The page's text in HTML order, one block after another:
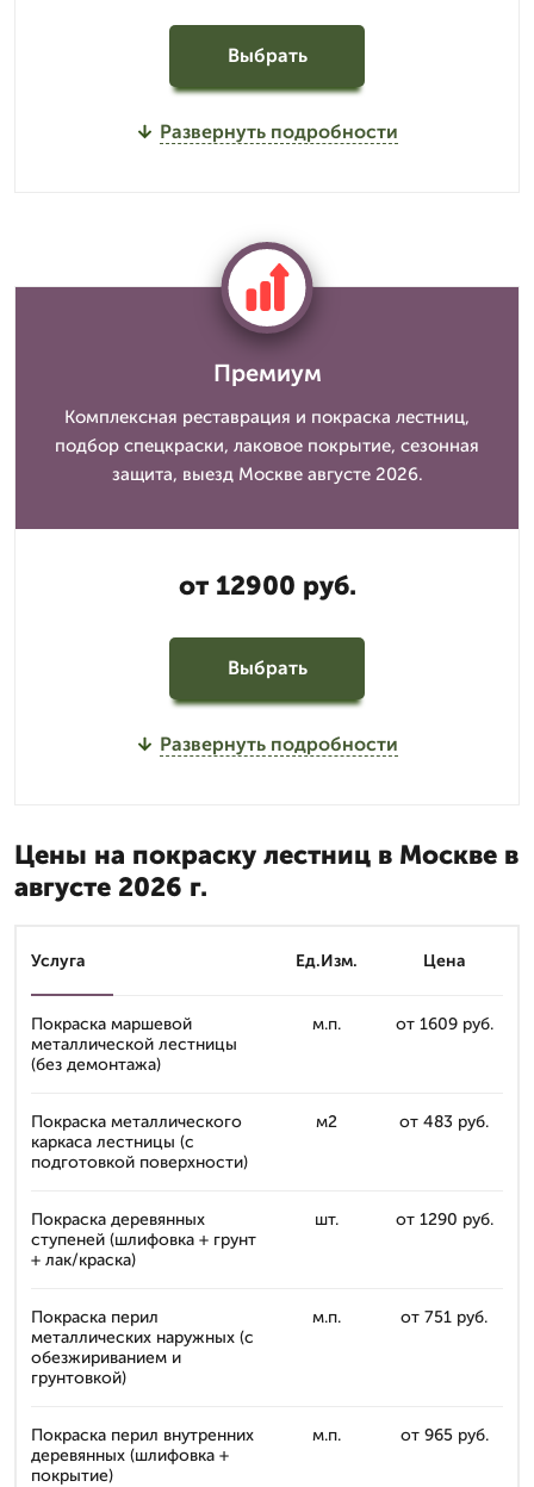
Выбрать
Развернуть подробности
Премиум
Комплексная реставрация и покраска лестниц,
подбор спецкраски, лаковое покрытие, сезонная
защита, выезд Москве августе 2026.
от 12900 руб.
Выбрать
Развернуть подробности
Цены на покраску лестниц в Москве в
августе 2026 г.
Услуга Ед.Изм. Цена
Покраска маршевой
металлической лестницы
(без демонтажа)
м.п. от 1609 руб.
Покраска металлического
каркаса лестницы (с
подготовкой поверхности)
м2 от 483 руб.
Покраска деревянных
ступеней (шлифовка + грунт
+ лак/краска)
шт. от 1290 руб.
Покраска перил
металлических наружных (с
обезжириванием и
грунтовкой)
м.п. от 751 руб.
Покраска перил внутренних
деревянных (шлифовка +
покрытие)
м.п. от 965 руб.